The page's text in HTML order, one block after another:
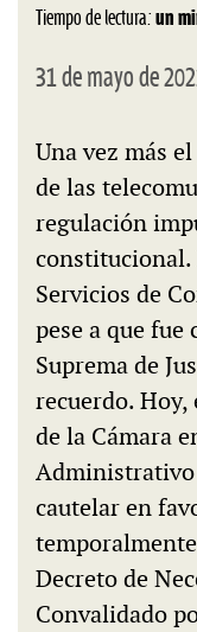
Tiempo de lectura: un
31 de mayo de
Una vez más
de las
regulación
constitucional.
Servicios de
pese a que
Suprema de
recuerdo.
de la Cámara
Administrativo
cautelar en
Decreto de
Convalidado